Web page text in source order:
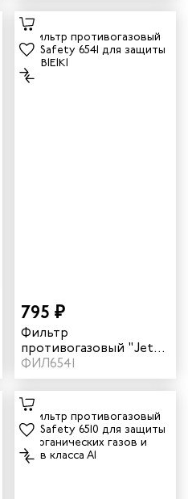
795 ₽
Фильтр
противогазовый "Jeta
Safety" 6541 A1B1E1K1
ФИЛ6541